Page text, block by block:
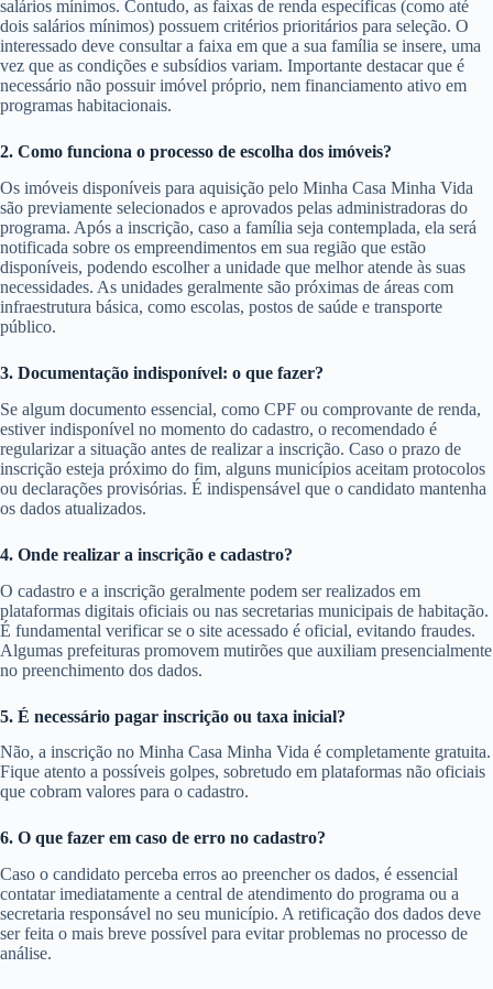
salários mínimos. Contudo, as faixas de renda específicas (como até
dois salários mínimos) possuem critérios prioritários para seleção. O
interessado deve consultar a faixa em que a sua família se insere, uma
vez que as condições e subsídios variam. Importante destacar que é
necessário não possuir imóvel próprio, nem financiamento ativo em
programas habitacionais.
2. Como funciona o processo de escolha dos imóveis?
Os imóveis disponíveis para aquisição pelo Minha Casa Minha Vida
são previamente selecionados e aprovados pelas administradoras do
programa. Após a inscrição, caso a família seja contemplada, ela será
notificada sobre os empreendimentos em sua região que estão
disponíveis, podendo escolher a unidade que melhor atende às suas
necessidades. As unidades geralmente são próximas de áreas com
infraestrutura básica, como escolas, postos de saúde e transporte
público.
3. Documentação indisponível: o que fazer?
Se algum documento essencial, como CPF ou comprovante de renda,
estiver indisponível no momento do cadastro, o recomendado é
regularizar a situação antes de realizar a inscrição. Caso o prazo de
inscrição esteja próximo do fim, alguns municípios aceitam protocolos
ou declarações provisórias. É indispensável que o candidato mantenha
os dados atualizados.
4. Onde realizar a inscrição e cadastro?
O cadastro e a inscrição geralmente podem ser realizados em
plataformas digitais oficiais ou nas secretarias municipais de habitação.
É fundamental verificar se o site acessado é oficial, evitando fraudes.
Algumas prefeituras promovem mutirões que auxiliam presencialmente
no preenchimento dos dados.
5. É necessário pagar inscrição ou taxa inicial?
Não, a inscrição no Minha Casa Minha Vida é completamente gratuita.
Fique atento a possíveis golpes, sobretudo em plataformas não oficiais
que cobram valores para o cadastro.
6. O que fazer em caso de erro no cadastro?
Caso o candidato perceba erros ao preencher os dados, é essencial
contatar imediatamente a central de atendimento do programa ou a
secretaria responsável no seu município. A retificação dos dados deve
ser feita o mais breve possível para evitar problemas no processo de
análise.